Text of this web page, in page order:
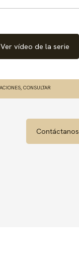
Ver vídeo de la serie
CONSULTAR
Contáctanos